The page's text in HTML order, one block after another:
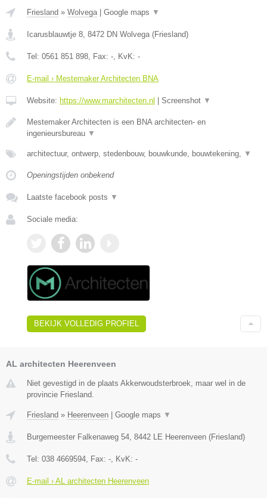
Friesland » Wolvega| Google maps ▼
Icarusblauwtje 8, 8472 DN Wolvega(Friesland)
Tel: 0561 851 898, Fax: -, KvK: -
E-mail › Mestemaker Architecten BNA
Website: https://www.marchitecten.nl Screenshot ▼
Mestemaker Architecten is een BNA architecten- en
ingenieursbureau ▼
architectuur, ontwerp, stedenbouw, bouwkunde, bouwtekening, ▼
Openingstijden onbekend
Laatste facebook posts ▼
Sociale media:
BEKIJK VOLLEDIG PROFIEL
AL architecten Heerenveen
Niet gevestigd in de plaats Akkerwoudsterbroek, maar wel in de
provincie Friesland.
Friesland » Heerenveen Google maps ▼
Burgemeester Falkenaweg 54, 8442 LE Heerenveen (Friesland)
Tel: 038 4669594, Fax: -, KvK: -
E-mail › AL architecten Heerenveen